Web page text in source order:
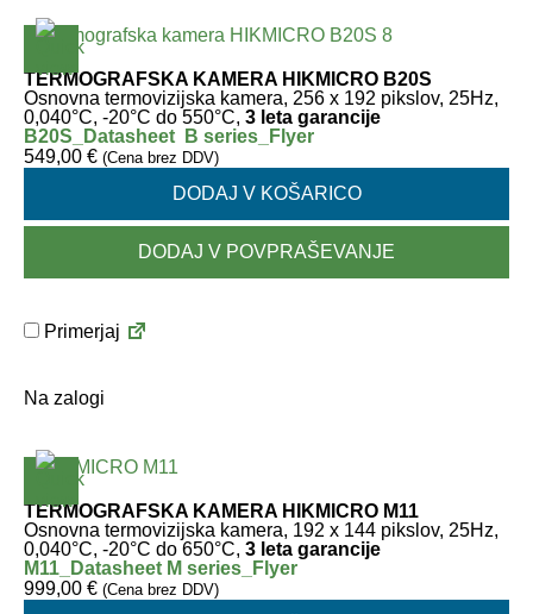
TERMOGRAFSKA KAMERA HIKMICRO B20S
Osnovna termovizijska kamera, 256 x 192 pikslov, 25Hz,
0,040°C, -20°C do 550°C, 3 leta garancije
B20S_Datasheet
B series_Flyer
549,00 € (Cena brez DDV)
DODAJ V KOŠARICO
DODAJ V POVPRAŠEVANJE
Primerjaj
Na zalogi
TERMOGRAFSKA KAMERA HIKMICRO M11
Osnovna termovizijska kamera, 192 x 144 pikslov, 25Hz,
0,040°C, -20°C do 650°C, 3 leta garancije
M11_Datasheet M series_Flyer
999,00 € (Cena brez DDV)